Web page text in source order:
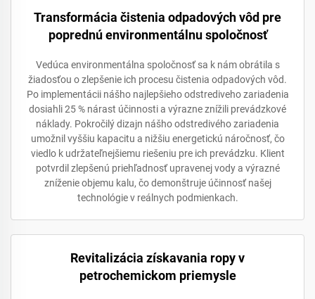
Transformácia čistenia odpadových vôd pre
poprednú environmentálnu spoločnosť
Vedúca environmentálna spoločnosť sa k nám obrátila s
žiadosťou o zlepšenie ich procesu čistenia odpadových vôd.
Po implementácii nášho najlepšieho odstrediveho zariadenia
dosiahli 25 % nárast účinnosti a výrazne znížili prevádzkové
náklady. Pokročilý dizajn nášho odstredivého zariadenia
umožnil vyššiu kapacitu a nižšiu energetickú náročnosť, čo
viedlo k udržateľnejšiemu riešeniu pre ich prevádzku. Klient
potvrdil zlepšenú priehľadnosť upravenej vody a výrazné
zníženie objemu kalu, čo demonštruje účinnosť našej
technológie v reálnych podmienkach.
Revitalizácia získavania ropy v
petrochemickom priemysle